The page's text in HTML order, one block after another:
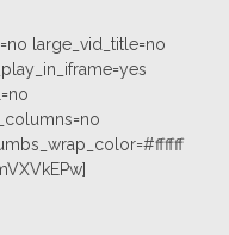
large_vid_title=no